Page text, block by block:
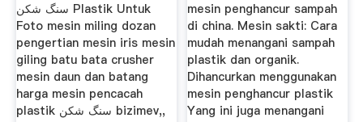
سنگ شکن Plastik Untuk
Foto mesin miling dozan
pengertian mesin iris mesin
giling batu bata crusher
mesin daun dan batang
harga mesin pencacah
plastik سنگ شکن bizimev,,
mesin penghancur sampah
di china. Mesin sakti: Cara
mudah menangani sampah
plastik dan organik.
Dihancurkan menggunakan
mesin penghancur plastik
Yang ini juga menangani